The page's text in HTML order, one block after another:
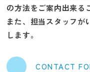
の方法をご案内出来る
また、担当スタッフが
します。
CONTACT